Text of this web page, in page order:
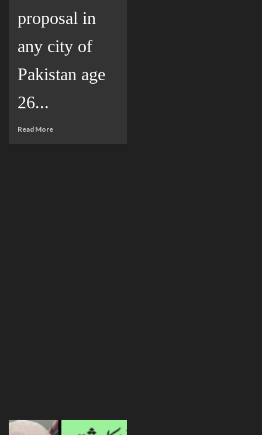
proposal in
any city of
Pakistan age
26...
Read More